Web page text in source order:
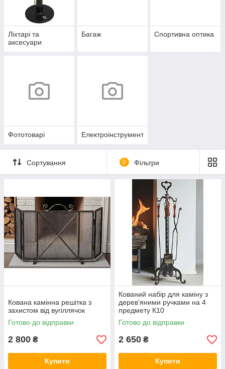
Ліхтарі та
аксесуари
Багаж Спортивна оптика
Фототоварі Електроінструмент
Сортування 0 Фільтри
Кована камінна решітка з
захистом від вугіллячок
Готово до відправки
2 800 ₴
Купити
Кований набір для каміну з
дерев'яними ручками на 4
предмету К10
Готово до відправки
2 650 ₴
Купити